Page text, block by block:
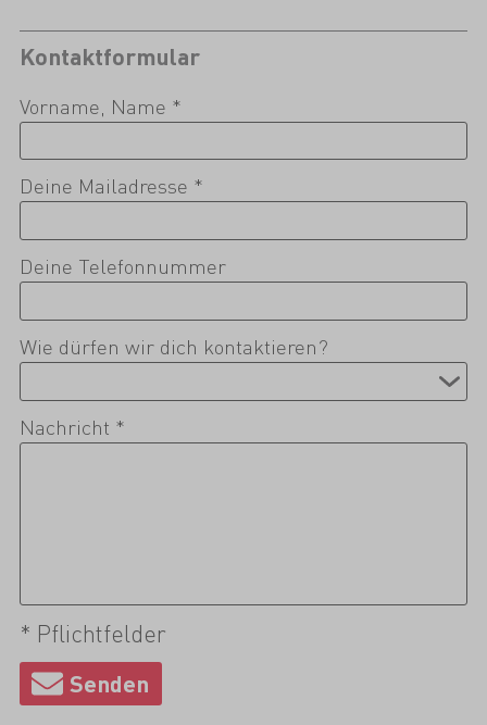
Kontaktformular
Vorname, Name *
Deine Mailadresse *
Deine Telefonnummer
Wie dürfen wir dich kontaktieren?
Nachricht *
* Pflichtfelder